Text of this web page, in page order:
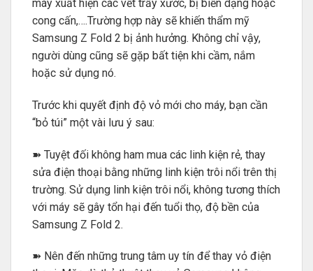
máy xuất hiện các vết trầy xước, bị biến dạng hoặc
cong cấn,….Trường hợp này sẽ khiến thẩm mỹ
Samsung Z Fold 2 bị ảnh hưởng. Không chỉ vậy,
người dùng cũng sẽ gặp bất tiện khi cầm, nắm
hoặc sử dụng nó.
Trước khi quyết định độ vỏ mới cho máy, bạn cần
“bỏ túi” một vài lưu ý sau:
➽ Tuyệt đối không ham mua các linh kiện rẻ, thay
sửa điện thoại bằng những linh kiện trôi nổi trên thị
trường. Sử dụng linh kiện trôi nổi, không tương thích
với máy sẽ gây tổn hại đến tuổi thọ, độ bền của
Samsung Z Fold 2.
➽ Nên đến những trung tâm uy tín để thay vỏ điện